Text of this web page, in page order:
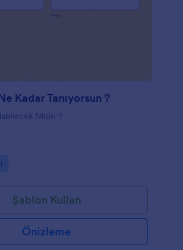
Kadar Tanıyorsun ?
Misin ?
Şablon Kullan
Önizleme